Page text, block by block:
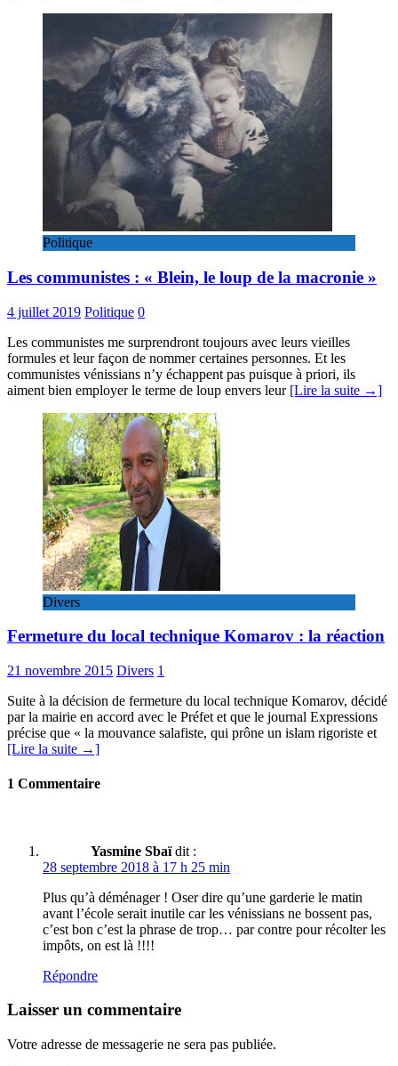
Politique
Les communistes : « Blein, le loup de la macronie »
4 juillet 2019 Politique 0
Les communistes me surprendront toujours avec leurs vieilles
formules et leur façon de nommer certaines personnes. Et les
communistes vénissians n’y échappent pas puisque à priori, ils
aiment bien employer le terme de loup envers leur [Lire la suite →]
Divers
Fermeture du local technique Komarov : la réaction
21 novembre 2015 Divers 1
Suite à la décision de fermeture du local technique Komarov, décidé
par la mairie en accord avec le Préfet et que le journal Expressions
précise que « la mouvance salafiste, qui prône un islam rigoriste et
[Lire la suite →]
1 Commentaire
Yasmine Sbaï dit :
28 septembre 2018 à 17 h 25 min
Plus qu’à déménager ! Oser dire qu’une garderie le matin
avant l’école serait inutile car les vénissians ne bossent pas,
c’est bon c’est la phrase de trop… par contre pour récolter les
impôts, on est là !!!!
Répondre
Laisser un commentaire
Votre adresse de messagerie ne sera pas publiée.